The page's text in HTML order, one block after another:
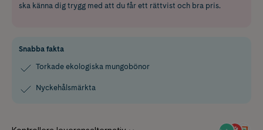
ska känna dig trygg med att du får ett rättvist och bra pris.
Snabba fakta
Torkade ekologiska mungobönor
Nyckehålsmärkta